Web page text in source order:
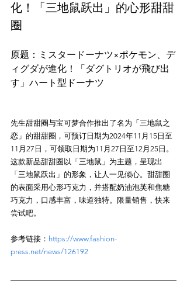
化！「三地鼠跃出」的心形甜甜
圈
原题：ミスタードーナツ×ポケモン、デ
ィグダが進化！「ダグトリオが飛び出
先生甜甜圈与宝可梦合作推出了名为「三地鼠之
恋」的甜甜圈，可预订日期为2024年11月15日至
11月27日，可领取日期为11月27日至12月25日。
这款新品甜甜圈以「三地鼠」为主题，呈现出
「三地鼠跃出」的形象，让人一见倾心。甜甜圈
的表面采用心形巧克力，并搭配奶油泡芙和焦糖
巧克力，口感丰富，味道独特。限量销售，快来
参考链接： https://www.fashion-
press.net/news/126192